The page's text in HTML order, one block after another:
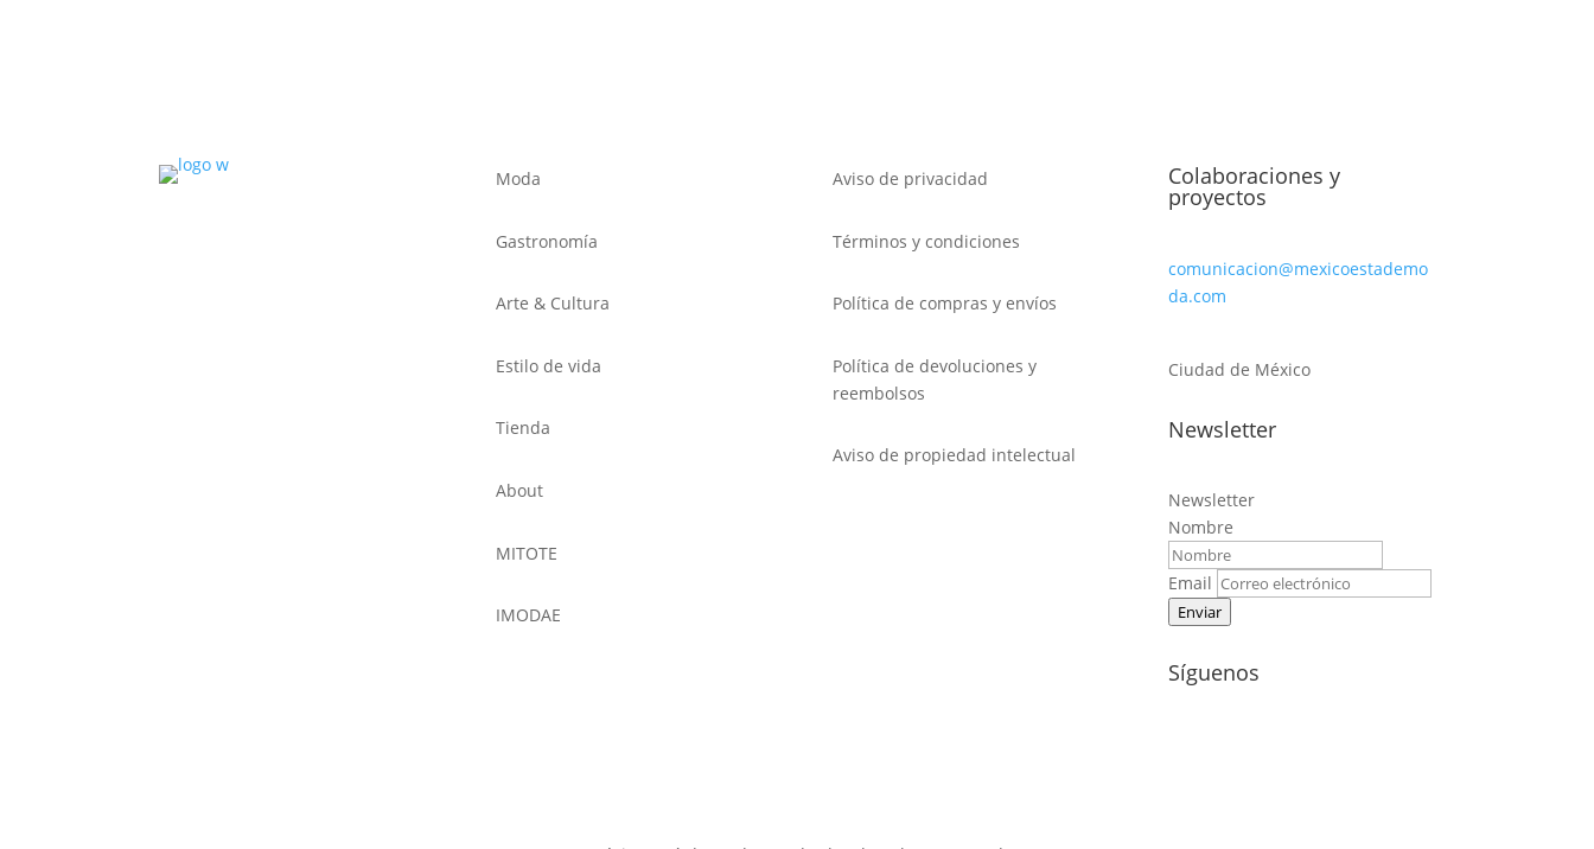
Moda
Gastronomía
Arte & Cultura
Estilo de vida
Tienda
About
MITOTE
IMODAE
Aviso de privacidad
Términos y condiciones
Política de compras y envíos
Política de devoluciones y
reembolsos
Aviso de propiedad intelectual
Colaboraciones y
proyectos
comunicacion@mexicoestademo
da.com
Ciudad de México
Newsletter
Newsletter
Nombre
Email
Enviar
Síguenos